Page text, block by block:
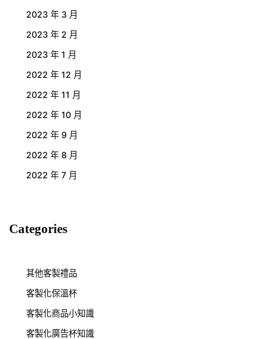
2023 年 3 月
2023 年 2 月
2023 年 1 月
2022 年 12 月
2022 年 11 月
2022 年 10 月
2022 年 9 月
2022 年 8 月
2022 年 7 月
Categories
其他客製禮品
客製化保溫杯
客製化商品小知識
客製化廣告杯知識